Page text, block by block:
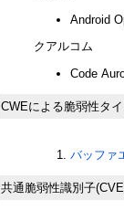
Android
クアルコム
Code
CWEによる脆弱性タ
バッファ
共通脆弱性識別子